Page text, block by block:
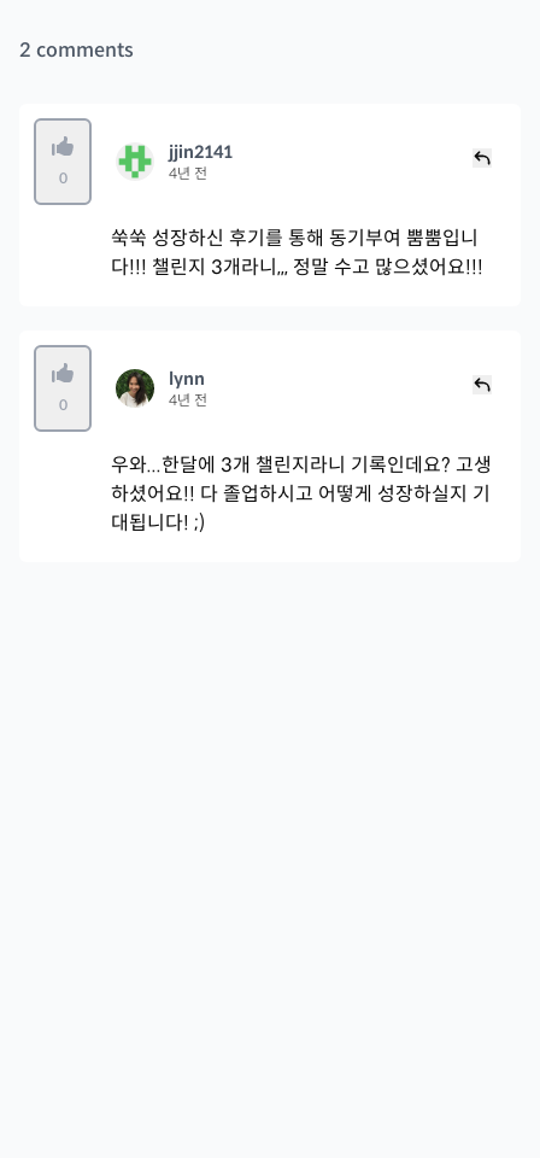
2 comments
0
jjin2141
4년 전
쑥쑥 성장하신 후기를 통해 동기부여 뿜뿜입니
다!!! 챌린지 3개라니,,, 정말 수고 많으셨어요!!!
0
lynn
4년 전
우와...한달에 3개 챌린지라니 기록인데요? 고생
하셨어요!! 다 졸업하시고 어떻게 성장하실지 기
대됩니다! ;)